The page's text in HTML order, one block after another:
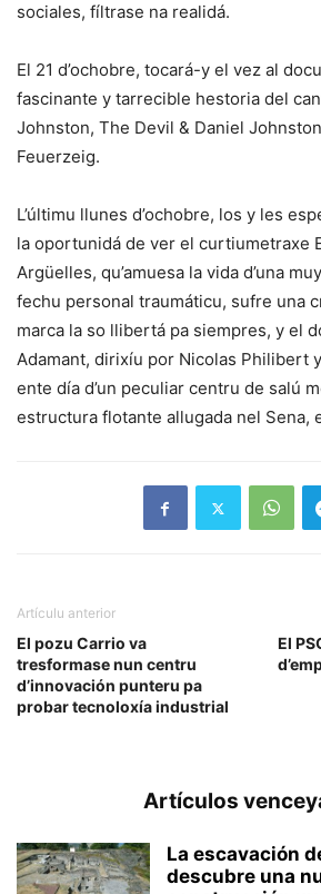
sociales, fíltrase na realidá.
El 21 d’ochobre, tocará-y el vez al
fascinante y tarrecible hestoria del
Johnston, The Devil & Daniel
Feuerzeig.
L’últimu llunes d’ochobre, los y les
la oportunidá de ver el curtiumetraxe
Argüelles, qu’amuesa la vida d’una
fechu personal traumáticu, sufre una
marca la so llibertá pa siempres, y el
Adamant, dirixíu por Nicolas Philibert
ente día d’un peculiar centru de salú
estructura flotante allugada nel Sena,
Artículu anterior
El pozu Carrio va
tresformase nun centru
d’innovación punteru pa
probar tecnoloxía industrial
El
Artículos
La escavación
descubre una